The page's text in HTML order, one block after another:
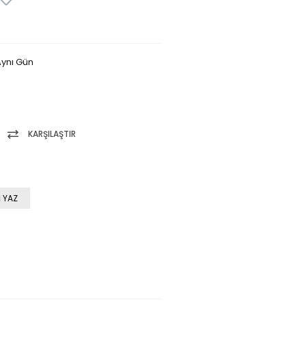
Gün
KARŞILAŞTIR
YAZ